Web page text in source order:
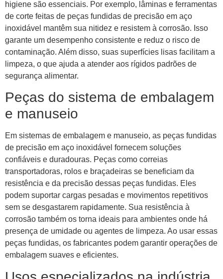
higiene são essenciais. Por exemplo, lâminas e ferramentas
de corte feitas de peças fundidas de precisão em aço
inoxidável mantêm sua nitidez e resistem à corrosão. Isso
garante um desempenho consistente e reduz o risco de
contaminação. Além disso, suas superfícies lisas facilitam a
limpeza, o que ajuda a atender aos rígidos padrões de
segurança alimentar.
Peças do sistema de embalagem
e manuseio
Em sistemas de embalagem e manuseio, as peças fundidas
de precisão em aço inoxidável fornecem soluções
confiáveis ​​e duradouras. Peças como correias
transportadoras, rolos e braçadeiras se beneficiam da
resistência e da precisão dessas peças fundidas. Eles
podem suportar cargas pesadas e movimentos repetitivos
sem se desgastarem rapidamente. Sua resistência à
corrosão também os torna ideais para ambientes onde há
presença de umidade ou agentes de limpeza. Ao usar essas
peças fundidas, os fabricantes podem garantir operações de
embalagem suaves e eficientes.